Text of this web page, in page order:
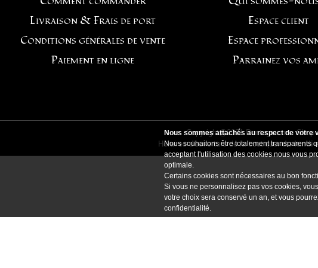
Livraison & Frais de port
Conditions générales de vente
Paiement en ligne
Espace client
Espace
Parrainez vos
Copyright@2021 Pentagramme
Horaires d'ouverture de la boutique:du lundi
Nous sommes attachés au respect de votre
Nous souhaitons être totalement transparents
acceptant l'utilisation des cookies nous vous
optimale.
Certains cookies sont nécessaires au bon
Si vous ne personnalisez pas vos cookies,
votre choix sera conservé un an, et vous
confidentialité.